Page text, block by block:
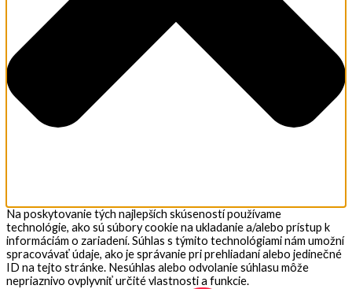
Na poskytovanie tých najlepších skúseností používame
technológie, ako sú súbory cookie na ukladanie a/alebo prístup k
informáciám o zariadení. Súhlas s týmito technológiami nám umožní
spracovávať údaje, ako je správanie pri prehliadaní alebo jedinečné
ID na tejto stránke. Nesúhlas alebo odvolanie súhlasu môže
nepriaznivo ovplyvniť určité vlastnosti a funkcie.